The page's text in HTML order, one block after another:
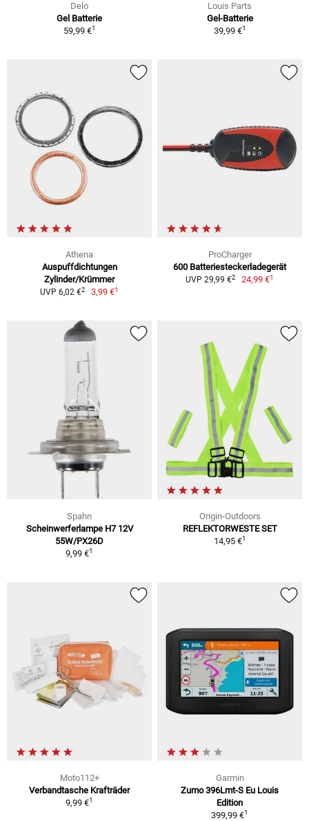
Delo
Gel Batterie
59,99 €1
Louis Parts
Gel-Batterie
39,99 €1
Athena
Auspuffdichtungen
Zylinder/Krümmer
UVP 6,02 €2 3,99 €1
ProCharger
600 Batteriesteckerladegerät
UVP 29,99 €2 24,99 €1
Spahn
Scheinwerferlampe H7 12V
55W/PX26D
9,99 €1
Origin-Outdoors
REFLEKTORWESTE SET
14,95 €1
Moto112+
Verbandtasche Krafträder
9,99 €1
Garmin
Zumo 396Lmt-S Eu Louis
Edition
399,99 €1